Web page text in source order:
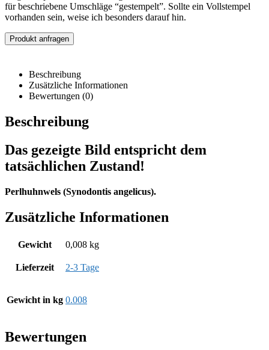
für beschriebene Umschläge “gestempelt”. Sollte ein Vollstempel
vorhanden sein, weise ich besonders darauf hin.
Produkt anfragen
Beschreibung
Zusätzliche Informationen
Bewertungen (0)
Beschreibung
Das gezeigte Bild entspricht dem
tatsächlichen Zustand!
Perlhuhnwels (Synodontis angelicus).
Zusätzliche Informationen
Gewicht 0,008 kg
Lieferzeit 2-3 Tage
Gewicht in kg 0.008
Bewertungen